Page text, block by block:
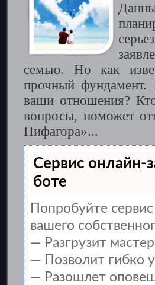
семью. Но как
прочный
ваши отношения?
вопросы, поможет
Пифагора»...
Сервис онлайн-
боте
Попробуйте
вашего
— Разгрузит
— Позволит гибко
— Разошлет